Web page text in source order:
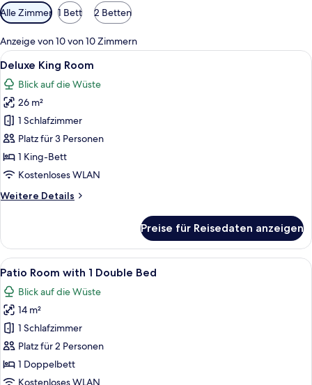
Verfügbare
Filter
für
Zimmer
Alle Zimmer 1 Bett 2 Betten
Anzeige von 10 von 10 Zimmern
Alle
Fotos
für
Deluxe
King
Room
anzeigen
Ein Hotelzimmer mit einem großen
5
Deluxe King Room
Blick auf die Wüste
26 m²
1 Schlafzimmer
Platz für 3 Personen
1 King-Bett
Kostenloses WLAN
Weitere Details
Weitere
King
Room
Preise für Reisedaten anzeigen
Alle
Fotos
für
Patio
Room
with
1
Double
Ein Schlafzimmer mit Bett,
5
Patio Room with 1 Double Bed
Blick auf die Wüste
14 m²
1 Schlafzimmer
Platz für 2 Personen
1 Doppelbett
Kostenloses WLAN